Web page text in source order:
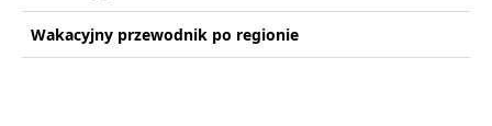
Wakacyjny przewodnik po regionie